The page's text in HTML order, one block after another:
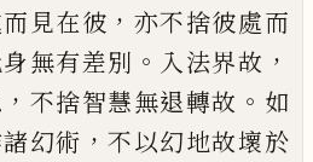
見在彼 ， 亦不捨彼處而
身無有差別 。 入法界故 ，
， 不捨智慧無退轉故 。 如
幻術 ，不以幻地故壞於